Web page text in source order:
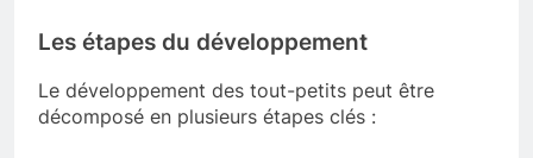
Les étapes du développement
Le développement des tout-petits peut être
décomposé en plusieurs étapes clés :